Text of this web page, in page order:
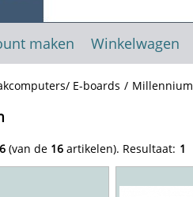
maken Winkelwagen
E-boards / Millennium
(van de 16 artikelen). Resultaat: 1